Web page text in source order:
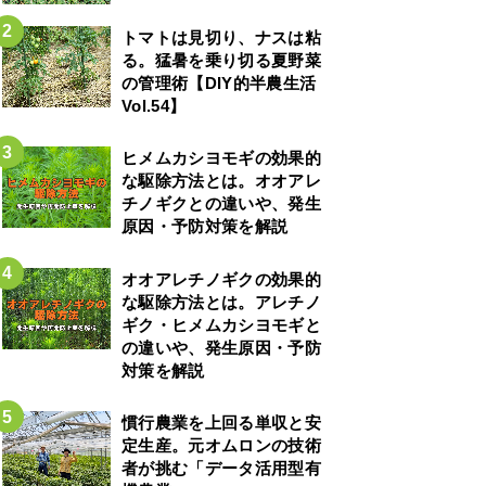
トマトは見切り、ナスは粘
る。猛暑を乗り切る夏野菜
の管理術【DIY的半農生活
Vol.54】
ヒメムカシヨモギの効果的
な駆除方法とは。オオアレ
チノギクとの違いや、発生
原因・予防対策を解説
オオアレチノギクの効果的
な駆除方法とは。アレチノ
ギク・ヒメムカシヨモギと
の違いや、発生原因・予防
対策を解説
慣行農業を上回る単収と安
定生産。元オムロンの技術
者が挑む「データ活用型有